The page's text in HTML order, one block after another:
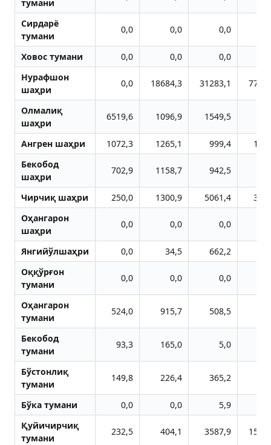
тумани
Сирдарё
тумани
0,0 0,0 0,0
Ховос тумани 0,0 0,0 0,0
Нурафшон
шаҳри
0,0 18684,3 31283,1
Олмалиқ
шаҳри
6519,6 1096,9 1549,5
Aнгрен шаҳри 1072,3 1265,1 999,4
Бекобод
шаҳри
702,9 1158,7 942,5
Чирчиқ шаҳри 250,0 1300,9 5061,4
Оҳангарон
шаҳри
0,0 0,0 0,0
Янгийўлшаҳри 0,0 34,5 662,2
Оққўрғон
тумани
0,0 0,0 0,0
Оҳангарон
тумани
524,0 915,7 508,5
Бекобод
тумани
93,3 165,0 5,0
Бўстонлиқ
тумани
149,8 226,4 365,2
Бўка тумани 0,0 0,0 5,9
Қуйичирчиқ
тумани
232,5 404,1 3587,9